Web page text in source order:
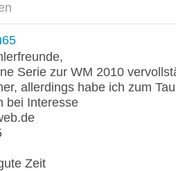
Serie zur WM 2010
allerdings habe ich zum
bei Interesse
Zeit